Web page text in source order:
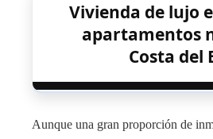
Vivienda de lujo
apartamentos
Costa del
Aunque una gran proporción de